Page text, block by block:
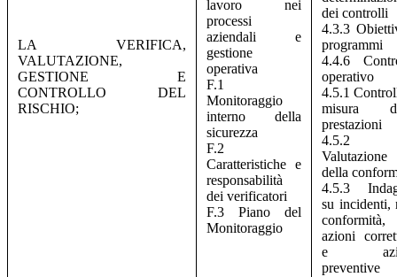
LA VERIFICA,
VALUTAZIONE,
GESTIONE E
CONTROLLO DEL
RISCHIO;
lavoro nei
processi
aziendali e
gestione
operativa
F.1
Monitoraggio
interno della
sicurezza
F.2
Caratteristiche e
responsabilità
dei verificatori
F.3 Piano del
Monitoraggio
dei controlli
4.3.3
programmi
4.4.6
operativo
4.5.1
misura
prestazioni
4.5.2
Valutazione
della
4.5.3
su incidenti,
conformità,
azioni
e
preventive